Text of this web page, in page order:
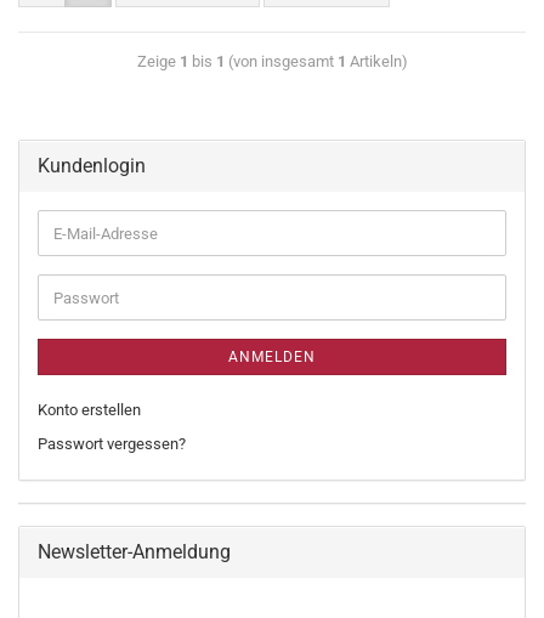
Zeige 1 bis 1 (von insgesamt 1 Artikeln)
Kundenlogin
ANMELDEN
Konto erstellen
Passwort vergessen?
Newsletter-Anmeldung